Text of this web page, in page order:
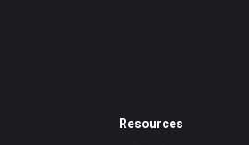
Resources